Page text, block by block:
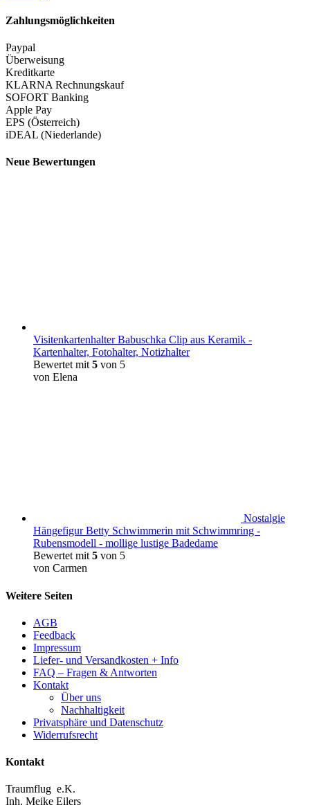
Zahlungsmöglichkeiten
Paypal
Überweisung
Kreditkarte
KLARNA Rechnungskauf
SOFORT Banking
Apple Pay
EPS (Österreich)
iDEAL (Niederlande)
Neue Bewertungen
Visitenkartenhalter Babuschka Clip aus Keramik -
Kartenhalter, Fotohalter, Notizhalter
Bewertet mit5 von 5
von Elena
Nostalgie
Hängefigur Betty Schwimmerin mit Schwimmring -
Rubensmodell - mollige lustige Badedame
Bewertet mit5 von 5
von Carmen
Weitere Seiten
AGB
Feedback
Impressum
Liefer- und Versandkosten + Info
FAQ – Fragen & Antworten
Kontakt
Über uns
Nachhaltigkeit
Privatsphäre und Datenschutz
Widerrufsrecht
Kontakt
Traumflug e.K.
Inh. Meike Eilers